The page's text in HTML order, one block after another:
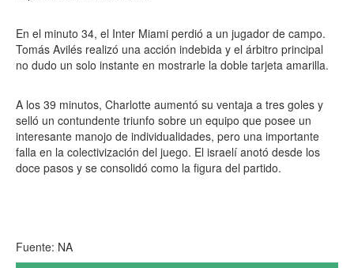
En el minuto 34, el Inter Miami perdió a un jugador de campo.
Tomás Avilés realizó una acción indebida y el árbitro principal
no dudo un solo instante en mostrarle la doble tarjeta amarilla.
A los 39 minutos, Charlotte aumentó su ventaja a tres goles y
selló un contundente triunfo sobre un equipo que posee un
interesante manojo de individualidades, pero una importante
falla en la colectivización del juego. El israelí anotó desde los
doce pasos y se consolidó como la figura del partido.
Fuente: NA